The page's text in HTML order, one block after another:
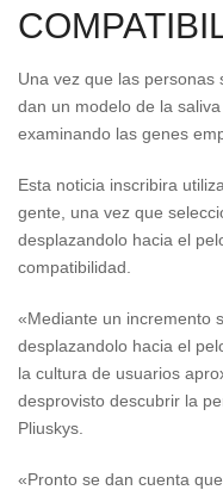
Una vez que las personas
dan un modelo de la
examinando las genes
Esta noticia inscribira
gente, una vez que
desplazandolo hacia el
compatibilidad.
«Mediante un incremento
desplazandolo hacia el
la cultura de usuarios
desprovisto descubrir la
Pliuskys.
«Pronto se dan cuenta